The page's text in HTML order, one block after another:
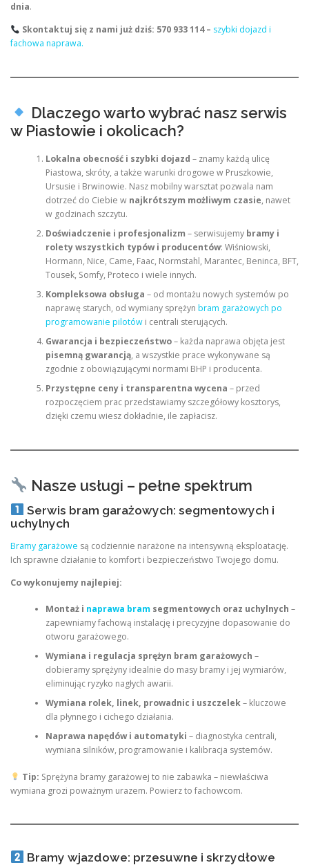
dnia.
Skontaktuj się z nami już dziś: 570 933 114 – szybki dojazd i
fachowa naprawa.
Dlaczego warto wybrać nasz serwis
w Piastowie i okolicach?
Lokalna obecność i szybki dojazd – znamy każdą ulicę
Piastowa, skróty, a także warunki drogowe w Pruszkowie,
Ursusie i Brwinowie. Nasz mobilny warsztat pozwala nam
dotrzeć do Ciebie w najkrótszym możliwym czasie, nawet
w godzinach szczytu.
Doświadczenie i profesjonalizm – serwisujemy bramy i
rolety wszystkich typów i producentów: Wiśniowski,
Hormann, Nice, Came, Faac, Normstahl, Marantec, Beninca, BFT,
Tousek, Somfy, Proteco i wiele innych.
Kompleksowa obsługa – od montażu nowych systemów po
naprawę starych, od wymiany sprężyn bram garażowych po
programowanie pilotówi centrali sterujących.
Gwarancja i bezpieczeństwo– każda naprawa objęta jest
pisemną gwarancją, a wszystkie prace wykonywane są
zgodnie z obowiązującymi normami BHP i producenta.
Przystępne ceny i transparentna wycena – przed
rozpoczęciem prac przedstawiamy szczegółowy kosztorys,
dzięki czemu wiesz dokładnie, ile zapłacisz.
Nasze usługi – pełne spektrum
Serwis bram garażowych: segmentowych i
uchylnych
Bramy garażowe są codziennie narażone na intensywną eksploatację.
Ich sprawne działanie to komfort i bezpieczeństwo Twojego domu.
Co wykonujemy najlepiej:
Montaż i naprawa bramsegmentowych oraz uchylnych –
zapewniamy fachową instalację i precyzyjne dopasowanie do
otworu garażowego.
Wymiana i regulacja sprężyn bram garażowych –
dobieramy sprężyny idealnie do masy bramy i jej wymiarów,
eliminując ryzyko nagłych awarii.
Wymiana rolek, linek, prowadnic i uszczelek– kluczowe
dla płynnego i cichego działania.
Naprawa napędów i automatyki – diagnostyka centrali,
wymiana silników, programowanie i kalibracja systemów.
Tip: Sprężyna bramy garażowej to nie zabawka – niewłaściwa
wymiana grozi poważnym urazem. Powierz to fachowcom.
Bramy wjazdowe: przesuwne i skrzydłowe